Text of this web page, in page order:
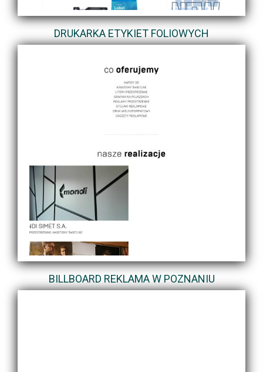
DRUKARKA ETYKIET FOLIOWYCH
BILLBOARD REKLAMA W POZNANIU